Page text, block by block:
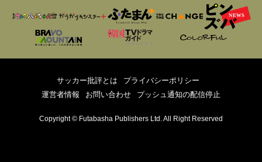
サッカー批評とは
プライバシーポリシー
運営者情報
お問い合わせ プッシュ通知の配信停止
Copyright © Futabasha Publishers Ltd. All Right Reserved